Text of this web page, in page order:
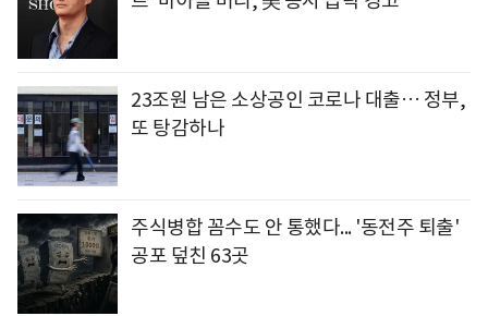
23조원 남은 소상공인 코로나 대출… 정부,
또 탕감하나
주식병합 꼼수도 안 통했다... '동전주 퇴출'
공포 덮친 63곳